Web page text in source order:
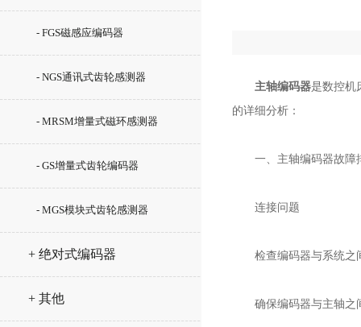
- FGS磁感应编码器
- NGS通讯式齿轮感测器
- MRSM增量式磁环感测器
- GS增量式齿轮编码器
- MGS模块式齿轮感测器
+ 绝对式编码器
+ 其他
主轴编码器是数控机
的详细分析：
一、主轴编码器故障
连接问题
检查编码器与系统之
确保编码器与主轴之